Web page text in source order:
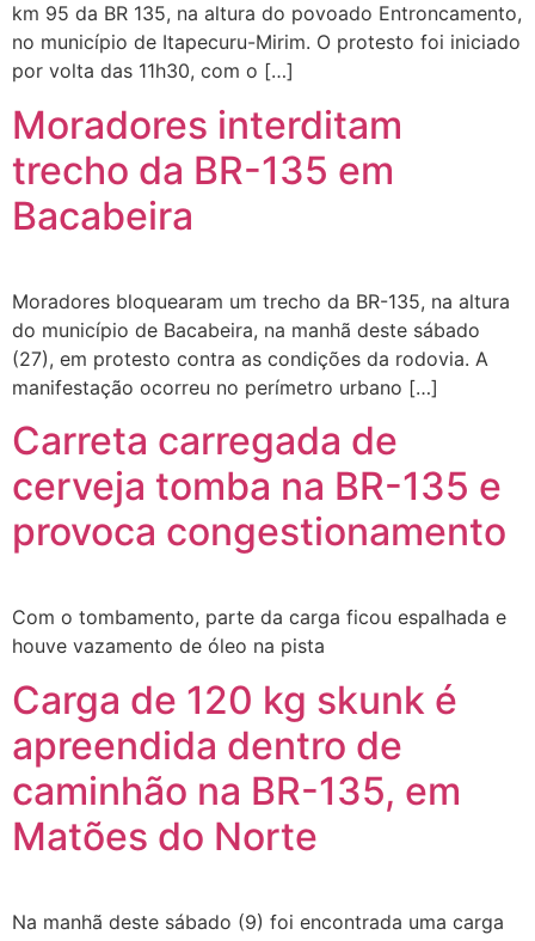
km 95 da BR 135, na altura do povoado Entroncamento,
no município de Itapecuru-Mirim. O protesto foi iniciado
por volta das 11h30, com o […]
Moradores interditam
trecho da BR-135 em
Bacabeira
Moradores bloquearam um trecho da BR-135, na altura
do município de Bacabeira, na manhã deste sábado
(27), em protesto contra as condições da rodovia. A
manifestação ocorreu no perímetro urbano […]
Carreta carregada de
cerveja tomba na BR-135 e
provoca congestionamento
Com o tombamento, parte da carga ficou espalhada e
houve vazamento de óleo na pista
Carga de 120 kg skunk é
apreendida dentro de
caminhão na BR-135, em
Matões do Norte
Na manhã deste sábado (9) foi encontrada uma carga